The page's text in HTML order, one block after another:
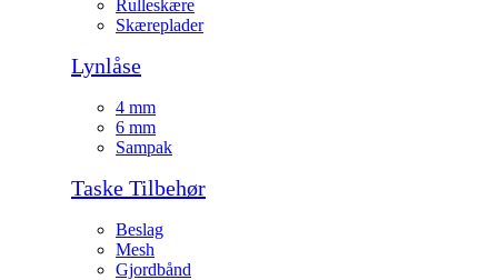
Rulleskære
Skæreplader
Lynlåse
4 mm
6 mm
Sampak
Taske Tilbehør
Beslag
Mesh
Gjordbånd